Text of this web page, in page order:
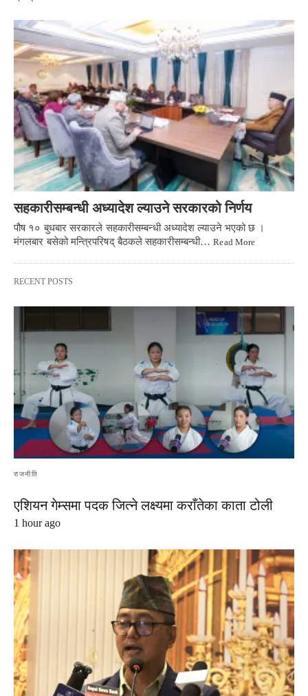
सहकारीसम्बन्धी अध्यादेश ल्याउने सरकारको निर्णय
पौष १० बुधबार सरकारले सहकारीसम्बन्धी अध्यादेश ल्याउने भएको छ ।
मंगलबार बसेको मन्त्रिपरिषद् बैठकले सहकारीसम्बन्धी…Read More
RECENT POSTS
राजनीति
एशियन गेम्समा पदक जित्ने लक्ष्यमा कराँतेका काता टोली
1 hour ago